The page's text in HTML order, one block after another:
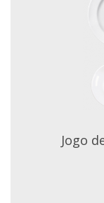
Jogo